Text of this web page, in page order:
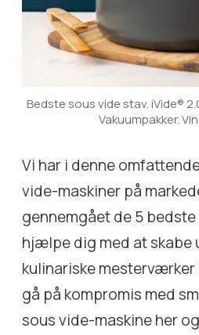
Bedste sous vide stav. iVide®
Vakuumpakker.
Vi har i denne
vide-maskiner på
gennemgået de 5
hjælpe dig med at skabe
kulinariske
gå på kompromis med
sous vide-maskine her